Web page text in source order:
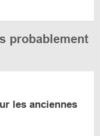
probablement
les anciennes